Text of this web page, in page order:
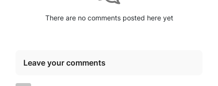
There are no comments posted here yet
Leave your comments